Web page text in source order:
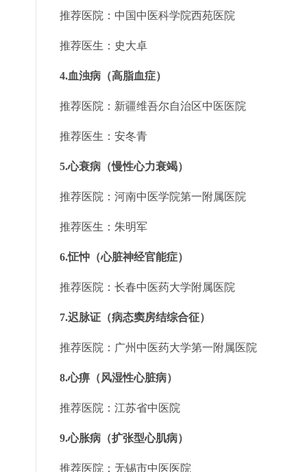
推荐医院：中国中医科学院西苑医院
推荐医生：史大卓
4.血浊病（高脂血症）
推荐医院：新疆维吾尔自治区中医医院
推荐医生：安冬青
5.心衰病（慢性心力衰竭）
推荐医院：河南中医学院第一附属医院
推荐医生：朱明军
6.怔忡（心脏神经官能症）
推荐医院：长春中医药大学附属医院
7.迟脉证（病态窦房结综合征）
推荐医院：广州中医药大学第一附属医院
8.心痹（风湿性心脏病）
推荐医院：江苏省中医院
9.心胀病（扩张型心肌病）
推荐医院：无锡市中医医院